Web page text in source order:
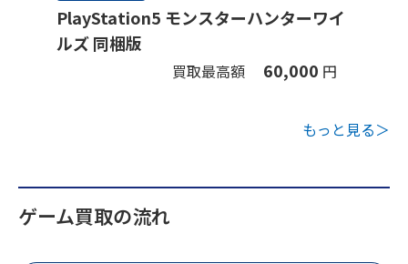
PlayStation5 モンスターハンターワイ
ルズ 同梱版
買取最高額 60,000 円
もっと見る＞
ゲーム買取の流れ